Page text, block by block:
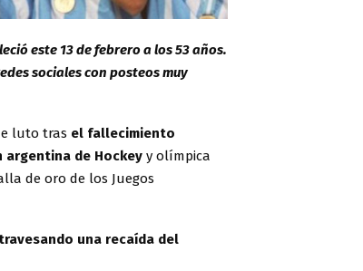
este 13 de febrero a los 53 años.
sociales con posteos muy
luto tras el fallecimiento
argentina de Hockey y olímpica
de oro de los Juegos
una recaída del